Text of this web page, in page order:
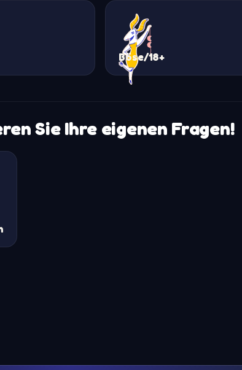
Böse/18+
Sie Ihre eigenen Fragen!